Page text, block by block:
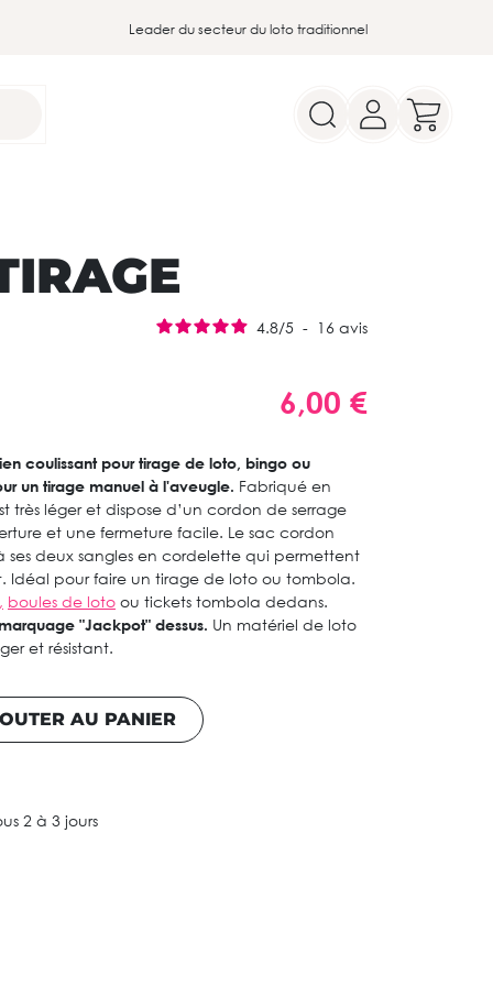
Leader du secteur du loto traditionnel
4.8/5 - 16 avis
6,00 €
coulissant pour tirage de loto, bingo ou
un tirage manuel à l'aveugle. Fabriqué en
très léger et dispose d’un cordon de serrage
et une fermeture facile. Le sac cordon
ses deux sangles en cordelette qui permettent
Idéal pour faire un tirage de loto ou tombola.
boules de loto ou tickets tombola dedans.
"Jackpot" dessus. Un matériel de loto
et résistant.
AU PANIER
2 à 3 jours